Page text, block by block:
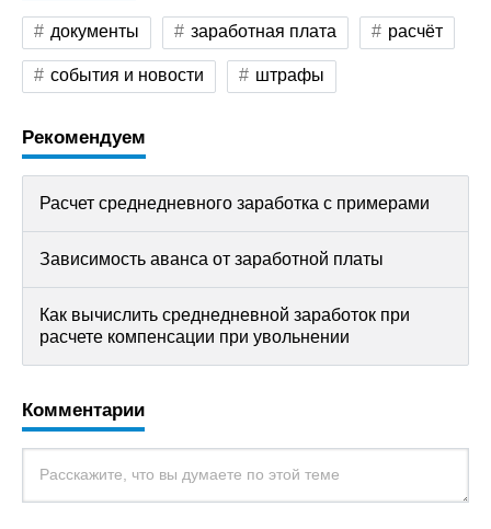
документы заработная плата расчёт
события и новости штрафы
Рекомендуем
Расчет среднедневного заработка с примерами
Зависимость аванса от заработной платы
Как вычислить среднедневной заработок при
расчете компенсации при увольнении
Комментарии